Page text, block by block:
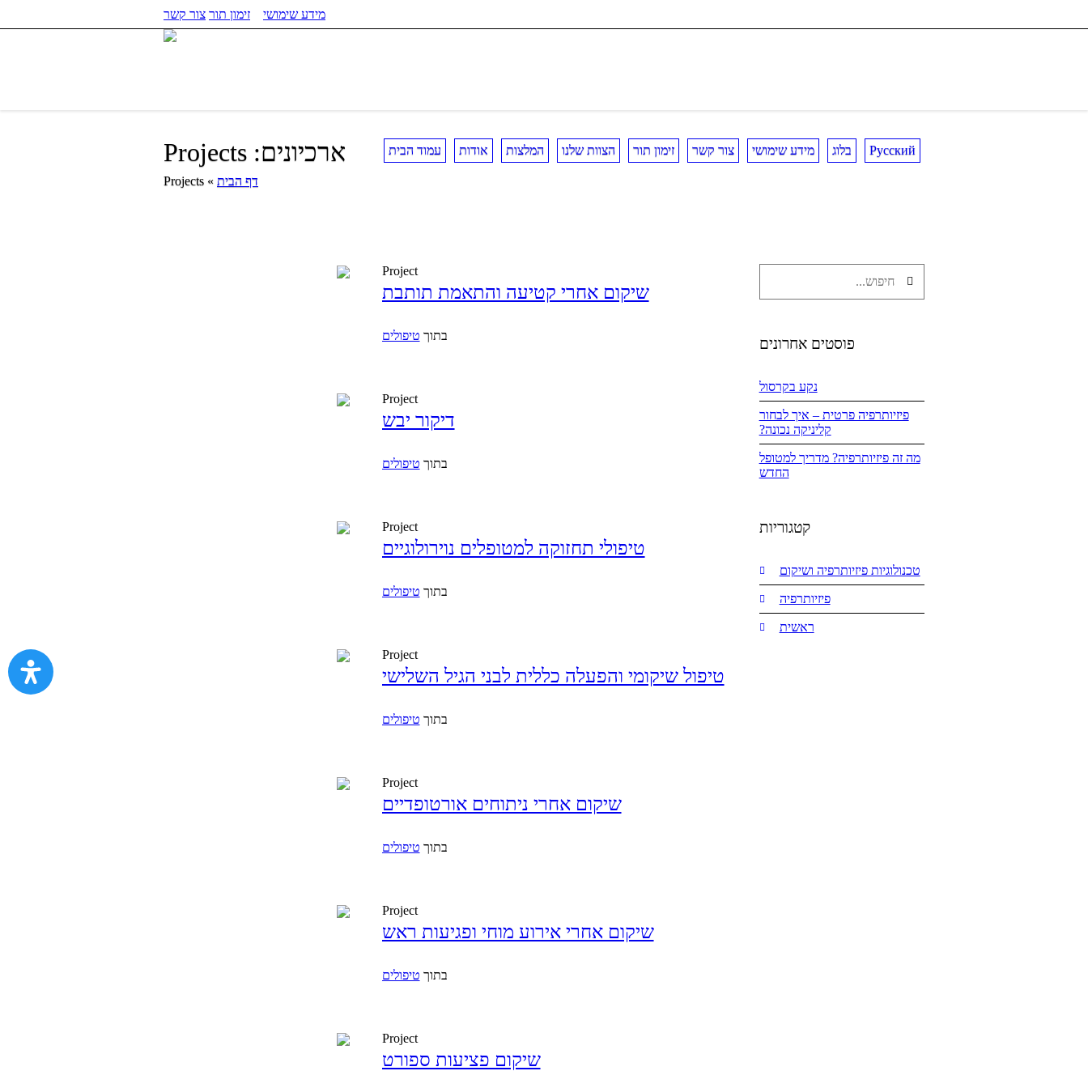
מידע שימושי זימון תור צור קשר
עמוד הבית אודות המלצות הצוות שלנו זימון תור צור קשר מידע שימושי בלוג Русский ארכיונים: Projects
דף הבית »
Projects
Project
שיקום אחרי קטיעה והתאמת תותבת
בתוך טיפולים
Project
דיקור יבש
בתוך טיפולים
Project
טיפולי תחזוקה למטופלים נוירולוגיים
בתוך טיפולים
Project
טיפול שיקומי והפעלה כללית לבני הגיל השלישי
בתוך טיפולים
Project
שיקום אחרי ניתוחים אורטופדיים
בתוך טיפולים
Project
שיקום אחרי אירוע מוחי ופגיעות ראש
בתוך טיפולים
Project
שיקום פציעות ספורט
פוסטים אחרונים
נקע בקרסול
פיזיותרפיה פרטית – איך לבחור
קליניקה נכונה?
מה זה פיזיותרפיה? מדריך למטופל
החדש
קטגוריות
טכנולוגיות פיזיותרפיה ושיקום
פיזיותרפיה
ראשית